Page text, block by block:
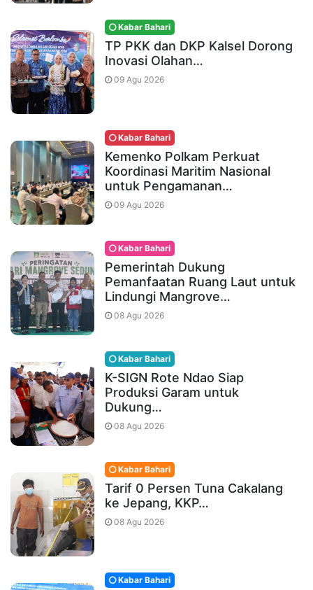
Kabar Bahari
TP PKK dan DKP Kalsel Dorong
Inovasi Olahan…
09 Agu 2026
Kabar Bahari
Kemenko Polkam Perkuat
Koordinasi Maritim Nasional
untuk Pengamanan…
09 Agu 2026
Kabar Bahari
Pemerintah Dukung
Pemanfaatan Ruang Laut untuk
Lindungi Mangrove…
08 Agu 2026
Kabar Bahari
K-SIGN Rote Ndao Siap
Produksi Garam untuk
Dukung…
08 Agu 2026
Kabar Bahari
Tarif 0 Persen Tuna Cakalang
ke Jepang, KKP…
08 Agu 2026
Kabar Bahari